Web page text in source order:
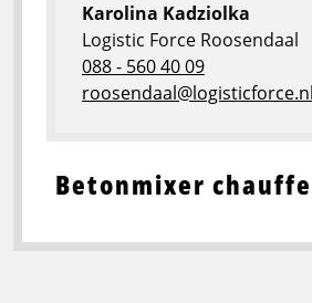
Betonmixer
Karolina Kadziolka
Logistic Force Roosendaal
088 - 560 40 09
roosendaal@logisticforce.nl